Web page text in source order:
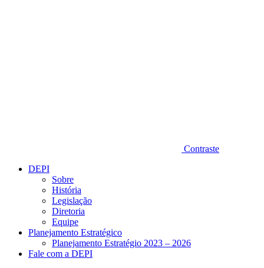
Contraste
DEPI
Sobre
História
Legislação
Diretoria
Equipe
Planejamento Estratégico
Planejamento Estratégio 2023 – 2026
Fale com a DEPI